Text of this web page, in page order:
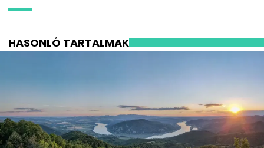
HASONLÓ TARTALMAK